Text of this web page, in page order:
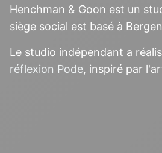
Henchman & Goon est un
siège social est basé à
Le studio indépendant a
réflexion Pode, inspiré par